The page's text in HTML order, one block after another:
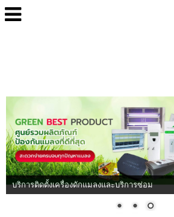
บริการติดตั้งเครื่องดักแมลงและบริการซ่อม